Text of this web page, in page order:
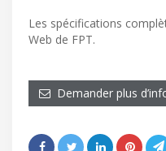
Les spécifications
Web de FPT.
Demander plus